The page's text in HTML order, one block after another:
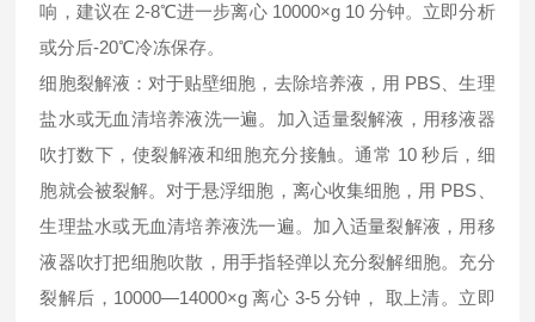
响，建议在 2-8℃进一步离心 10000×g 10 分钟。立即分析
或分后-20℃冷冻保存。
细胞裂解液：对于贴壁细胞，去除培养液，用 PBS、生理
盐水或无血清培养液洗一遍。加入适量裂解液，用移液器
吹打数下，使裂解液和细胞充分接触。通常 10 秒后，细
胞就会被裂解。对于悬浮细胞，离心收集细胞，用 PBS、
生理盐水或无血清培养液洗一遍。加入适量裂解液，用移
液器吹打把细胞吹散，用手指轻弹以充分裂解细胞。充分
裂解后，10000—14000×g 离心 3-5 分钟， 取上清。立即